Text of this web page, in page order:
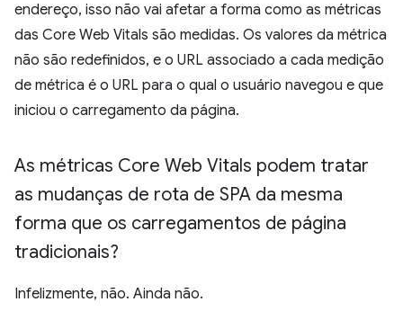
endereço, isso não vai afetar a forma como as métricas
das Core Web Vitals são medidas. Os valores da métrica
não são redefinidos, e o URL associado a cada medição
de métrica é o URL para o qual o usuário navegou e que
iniciou o carregamento da página.
As métricas Core Web Vitals podem tratar
as mudanças de rota de SPA da mesma
forma que os carregamentos de página
tradicionais?
Infelizmente, não. Ainda não.